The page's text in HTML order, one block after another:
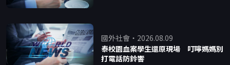
國外社會・2026.08.09
泰校園血案學生還原現場 叮嚀媽媽別
打電話防鈴響